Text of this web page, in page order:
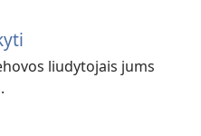
liudytojais jums